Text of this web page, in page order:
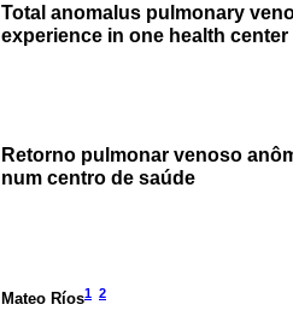
Total anomalus pulmonary
experience in one health center
Retorno pulmonar venoso
num centro de saúde
Mateo Ríos1 2